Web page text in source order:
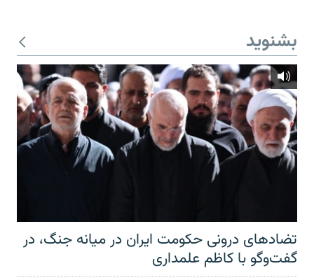
بشنوید
تضادهای درونی حکومت ایران در میانه جنگ، در
گفت‌‌وگو با کاظم علمداری